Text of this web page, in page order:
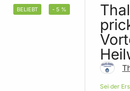
BELIEBT - 5 %
Sei der